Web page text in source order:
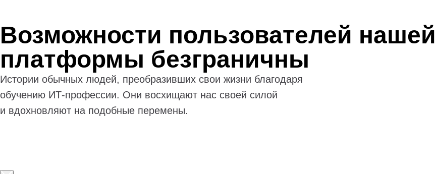
Возможности пользователей нашей
платформы безграничны
Истории обычных людей, преобразивших свои жизни благодаря
обучению ИТ-профессии. Они восхищают нас своей силой
и вдохновляют на подобные перемены.